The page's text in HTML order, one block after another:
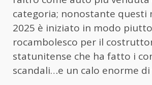
categoria; nonostante questi
2025 è iniziato in modo
rocambolesco per il
statunitense che ha fatto i
scandali…e un calo enorme